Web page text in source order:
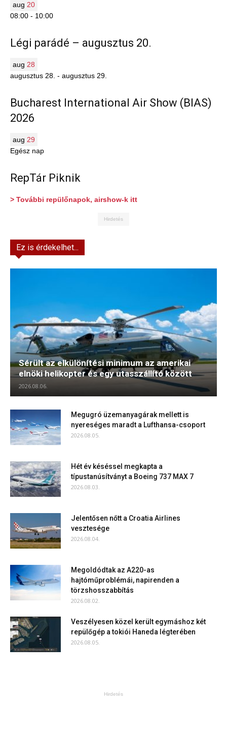
aug 20
08:00 - 10:00
Légi parádé – augusztus 20.
aug 28
augusztus 28. - augusztus 29.
Bucharest International Air Show (BIAS)
2026
aug 29
Egész nap
RepTár Piknik
> További repülőnapok, airshow-k itt
Hirdetés
Ez is érdekelhet...
Sérült az elkülönítési minimum az amerikai
elnöki helikopter és egy utasszállító között
2026.08.06.
Megugró üzemanyagárak mellett is
nyereséges maradt a Lufthansa-csoport
2026.08.05.
Hét év késéssel megkapta a
típustanúsítványt a Boeing 737 MAX 7
2026.08.03.
Jelentősen nőtt a Croatia Airlines
vesztesége
2026.08.04.
Megoldódtak az A220-as
hajtóműproblémái, napirenden a
törzshosszabbítás
2026.08.02.
Veszélyesen közel került egymáshoz két
repülőgép a tokiói Haneda légterében
2026.08.05.
Hirdetés